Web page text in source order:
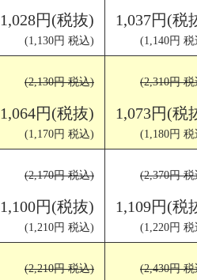
1,028円(税抜)
(1,130円 税込)
1,037円(税
(1,140円
(2,130円 税込)
1,064円(税抜)
(1,170円 税込)
(2,310円
1,073円(税
(1,180円
(2,170円 税込)
1,100円(税抜)
(1,210円 税込)
(2,370円
1,109円(税
(1,220円
(2,210円 税込) (2,430円